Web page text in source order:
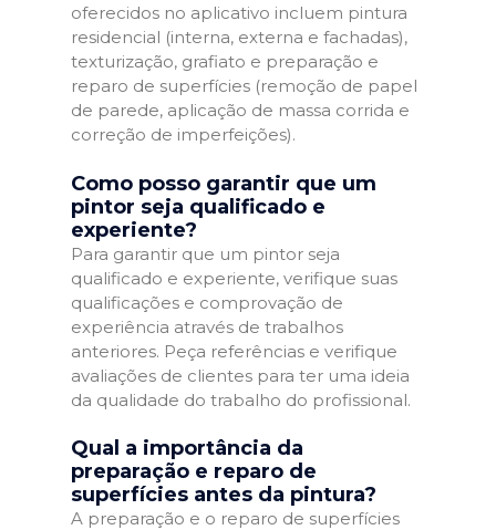
oferecidos no aplicativo incluem pintura
residencial (interna, externa e fachadas),
texturização, grafiato e preparação e
reparo de superfícies (remoção de papel
de parede, aplicação de massa corrida e
correção de imperfeições).
Como posso garantir que um
pintor seja qualificado e
experiente?
Para garantir que um pintor seja
qualificado e experiente, verifique suas
qualificações e comprovação de
experiência através de trabalhos
anteriores. Peça referências e verifique
avaliações de clientes para ter uma ideia
da qualidade do trabalho do profissional.
Qual a importância da
preparação e reparo de
superfícies antes da pintura?
A preparação e o reparo de superfícies